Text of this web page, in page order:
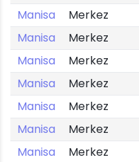
Manisa
Merkez
Manisa
Merkez
Manisa
Merkez
Manisa
Merkez
Manisa
Merkez
Manisa
Merkez
Manisa
Merkez